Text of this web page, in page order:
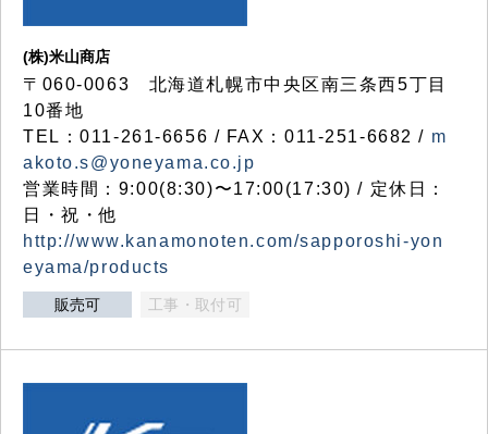
(株)米山商店
〒060-0063 北海道札幌市中央区南三条西5丁目
10番地
TEL：011-261-6656 / FAX：011-251-6682 / m
akoto.s@yoneyama.co.jp
営業時間：9:00(8:30)〜17:00(17:30) / 定休日：
日・祝・他
http://www.kanamonoten.com/sapporoshi-yon
eyama/products
販売可 工事・取付可